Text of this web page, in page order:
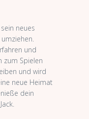
neues
und
zum Spielen
und wird
neue Heimat
dein